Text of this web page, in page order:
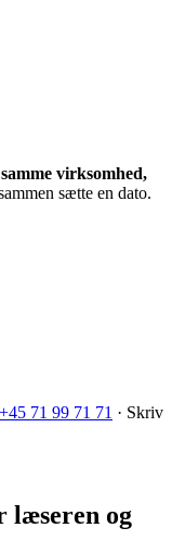
virksomhed,
sætte en dato.
+45 71 99 71 71 · Skriv
læseren og